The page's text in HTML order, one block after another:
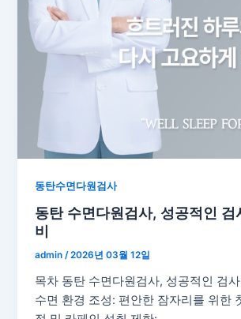
동탄수면다원검사
동탄 수면다원검사, 성공적인 검
비
admin/2026년 03월 12일
목차 동탄 수면다원검사, 성공적인 검
수면 환경 조성: 편안한 잠자리를 위한